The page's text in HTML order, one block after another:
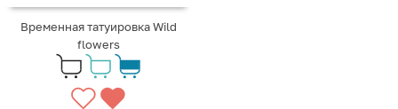
Временная татуировка Wild
flowers